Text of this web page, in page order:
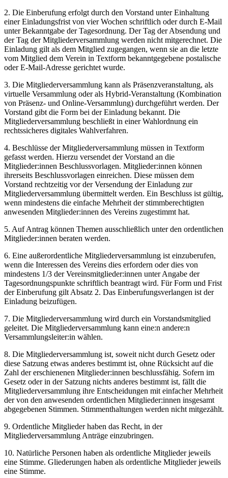
2. Die Einberufung erfolgt durch den Vorstand unter Einhaltung
einer Einladungsfrist von vier Wochen schriftlich oder durch E-Mail
unter Bekanntgabe der Tagesordnung. Der Tag der Absendung und
der Tag der Mitgliederversammlung werden nicht mitgerechnet. Die
Einladung gilt als dem Mitglied zugegangen, wenn sie an die letzte
vom Mitglied dem Verein in Textform bekanntgegebene postalische
oder E-Mail-Adresse gerichtet wurde.
3. Die Mitgliederversammlung kann als Präsenzveranstaltung, als
virtuelle Versammlung oder als Hybrid-Veranstaltung (Kombination
von Präsenz- und Online-Versammlung) durchgeführt werden. Der
Vorstand gibt die Form bei der Einladung bekannt. Die
Mitgliederversammlung beschließt in einer Wahlordnung ein
rechtssicheres digitales Wahlverfahren.
4. Beschlüsse der Mitgliederversammlung müssen in Textform
gefasst werden. Hierzu versendet der Vorstand an die
Mitglieder:innen Beschlussvorlagen. Mitglieder:innen können
ihrerseits Beschlussvorlagen einreichen. Diese müssen dem
Vorstand rechtzeitig vor der Versendung der Einladung zur
Mitgliederversammlung übermittelt werden. Ein Beschluss ist gültig,
wenn mindestens die einfache Mehrheit der stimmberechtigten
anwesenden Mitglieder:innen des Vereins zugestimmt hat.
5. Auf Antrag können Themen ausschließlich unter den ordentlichen
Mitglieder:innen beraten werden.
6. Eine außerordentliche Mitgliederversammlung ist einzuberufen,
wenn die Interessen des Vereins dies erfordern oder dies von
mindestens 1/3 der Vereinsmitglieder:innen unter Angabe der
Tagesordnungspunkte schriftlich beantragt wird. Für Form und Frist
der Einberufung gilt Absatz 2. Das Einberufungsverlangen ist der
Einladung beizufügen.
7. Die Mitgliederversammlung wird durch ein Vorstandsmitglied
geleitet. Die Mitgliederversammlung kann eine:n andere:n
Versammlungsleiter:in wählen.
8. Die Mitgliederversammlung ist, soweit nicht durch Gesetz oder
diese Satzung etwas anderes bestimmt ist, ohne Rücksicht auf die
Zahl der erschienenen Mitglieder:innen beschlussfähig. Sofern im
Gesetz oder in der Satzung nichts anderes bestimmt ist, fällt die
Mitgliederversammlung ihre Entscheidungen mit einfacher Mehrheit
der von den anwesenden ordentlichen Mitglieder:innen insgesamt
abgegebenen Stimmen. Stimmenthaltungen werden nicht mitgezählt.
9. Ordentliche Mitglieder haben das Recht, in der
Mitgliederversammlung Anträge einzubringen.
10. Natürliche Personen haben als ordentliche Mitglieder jeweils
eine Stimme. Gliederungen haben als ordentliche Mitglieder jeweils
eine Stimme.